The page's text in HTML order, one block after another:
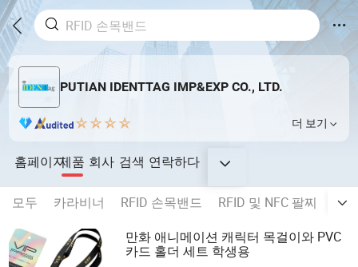
PUTIAN IDENTTAG IMP&EXP CO., LTD.
더 보기
홈페이지제품 회사 검색 연락하다
모두 카라비너 RFID 손목밴드 RFID 및 NFC 팔찌
직
만화 애니메이션 캐릭터 목걸이와 PVC
카드 홀더 세트 학생용